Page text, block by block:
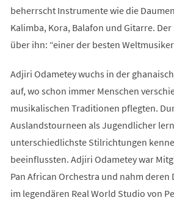
beherrscht Instrumente wie die
Kalimba, Kora, Balafon und Gitarre. Der
über ihn: “einer der besten
Adjiri Odametey wuchs in der
auf, wo schon immer Menschen
musikalischen Traditionen pflegten.
Auslandstourneen als Jugendlicher
unterschiedlichste Stilrichtungen
beeinflussten. Adjiri Odametey war
Pan African Orchestra und nahm deren
im legendären Real World Studio von